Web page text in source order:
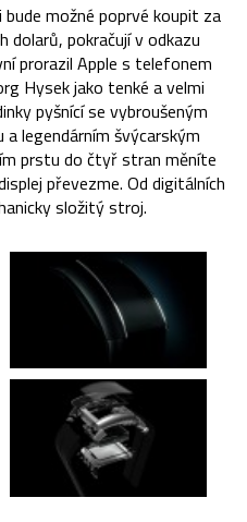
možné poprvé koupit za
dolarů, pokračují v odkazu
prorazil Apple s telefonem
Hysek jako tenké a velmi
pyšnící se vybroušeným
legendárním švýcarským
prstu do čtyř stran měníte
převezme. Od digitálních
složitý stroj.